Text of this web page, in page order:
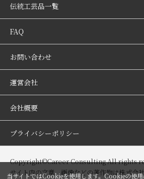
伝統工芸品一覧
FAQ
お問い合わせ
運営会社
会社概要
プライバシーポリシー
Copyright©Career Consulting All rights
サイト内の文章、画像などの著作物は株式会
当サイトではCookieを使用します。Cookieの使